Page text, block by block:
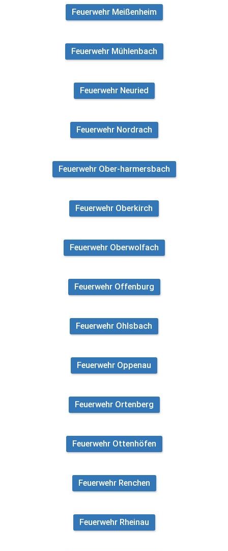
Feuerwehr Meißenheim
Feuerwehr Mühlenbach
Feuerwehr Neuried
Feuerwehr Nordrach
Feuerwehr Ober-harmersbach
Feuerwehr Oberkirch
Feuerwehr Oberwolfach
Feuerwehr Offenburg
Feuerwehr Ohlsbach
Feuerwehr Oppenau
Feuerwehr Ortenberg
Feuerwehr Ottenhöfen
Feuerwehr Renchen
Feuerwehr Rheinau